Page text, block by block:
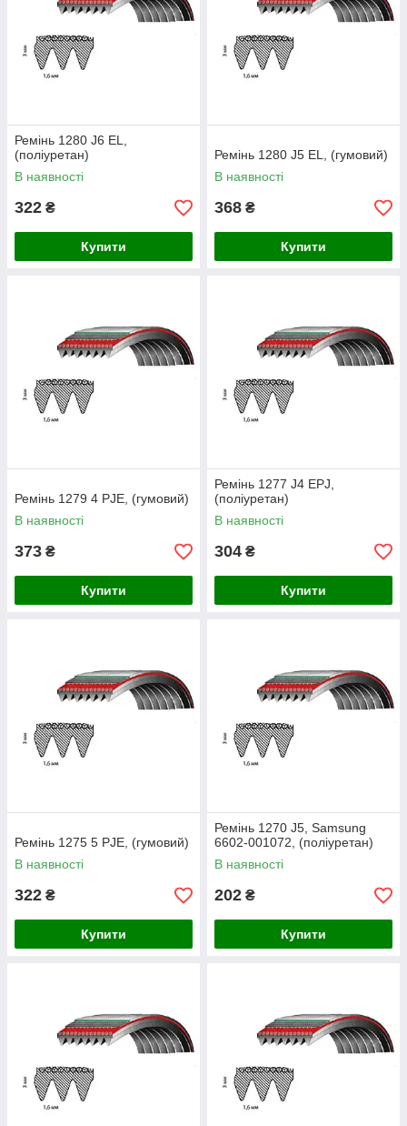
Ремінь 1280 J6 EL,
(поліуретан)
В наявності
322 ₴
Купити
Ремінь 1280 J5 EL, (гумовий)
В наявності
368 ₴
Купити
Ремінь 1279 4 PJE, (гумовий)
В наявності
373 ₴
Купити
Ремінь 1277 J4 EPJ,
(поліуретан)
В наявності
304 ₴
Купити
Ремінь 1275 5 PJE, (гумовий)
В наявності
322 ₴
Купити
Ремінь 1270 J5, Samsung
6602-001072, (поліуретан)
В наявності
202 ₴
Купити